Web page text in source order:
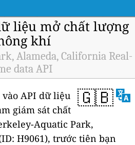
liệu mở chất lượng
khí
Alameda, California Real-
data API
🇬🇧
API dữ liệu
giám sát chất
Aquatic Park,
H9061), trước tiên bạn